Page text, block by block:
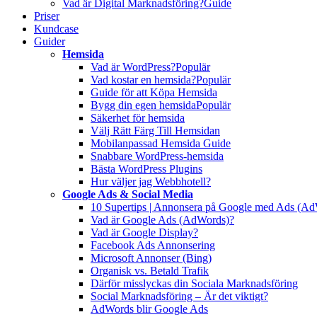
Vad är Digital Marknadsföring?Guide
Priser
Kundcase
Guider
Hemsida
Vad är WordPress?Populär
Vad kostar en hemsida?Populär
Guide för att Köpa Hemsida
Bygg din egen hemsidaPopulär
Säkerhet för hemsida
Välj Rätt Färg Till Hemsidan
Mobilanpassad Hemsida Guide
Snabbare WordPress-hemsida
Bästa WordPress Plugins
Hur väljer jag Webbhotell?
Google Ads & Social Media
10 Supertips | Annonsera på Google med Ads
Vad är Google Ads (AdWords)?
Vad är Google Display?
Facebook Ads Annonsering
Microsoft Annonser (Bing)
Organisk vs. Betald Trafik
Därför misslyckas din Sociala Marknadsföring
Social Marknadsföring – Är det viktigt?
AdWords blir Google Ads